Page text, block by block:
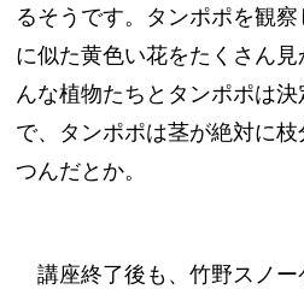
るそうです。タンポポを観
に似た黄色い花をたくさん
んな植物たちとタンポポは
で、タンポポは茎が絶対に
つんだとか。
講座終了後も、竹野スノー